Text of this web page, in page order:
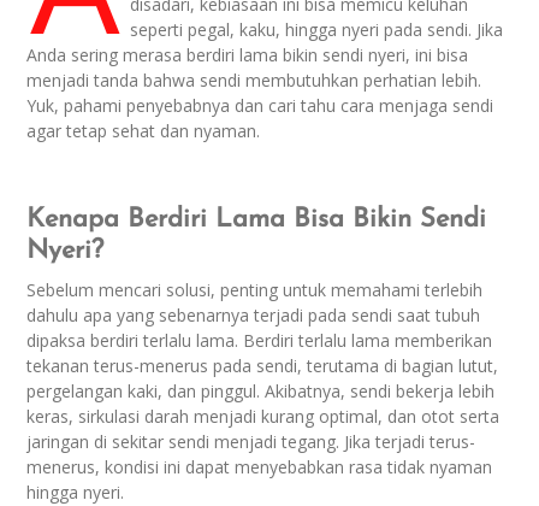
seperti pegal, kaku, hingga nyeri pada sendi. Jika
Anda sering merasa berdiri lama bikin sendi nyeri, ini bisa
menjadi tanda bahwa sendi membutuhkan perhatian lebih.
Yuk, pahami penyebabnya dan cari tahu cara menjaga sendi
agar tetap sehat dan nyaman.
Kenapa Berdiri Lama Bisa Bikin Sendi
Nyeri?
Sebelum mencari solusi, penting untuk memahami terlebih
dahulu apa yang sebenarnya terjadi pada sendi saat tubuh
dipaksa berdiri terlalu lama. Berdiri terlalu lama memberikan
tekanan terus-menerus pada sendi, terutama di bagian lutut,
pergelangan kaki, dan pinggul. Akibatnya, sendi bekerja lebih
keras, sirkulasi darah menjadi kurang optimal, dan otot serta
jaringan di sekitar sendi menjadi tegang. Jika terjadi terus-
menerus, kondisi ini dapat menyebabkan rasa tidak nyaman
hingga nyeri.